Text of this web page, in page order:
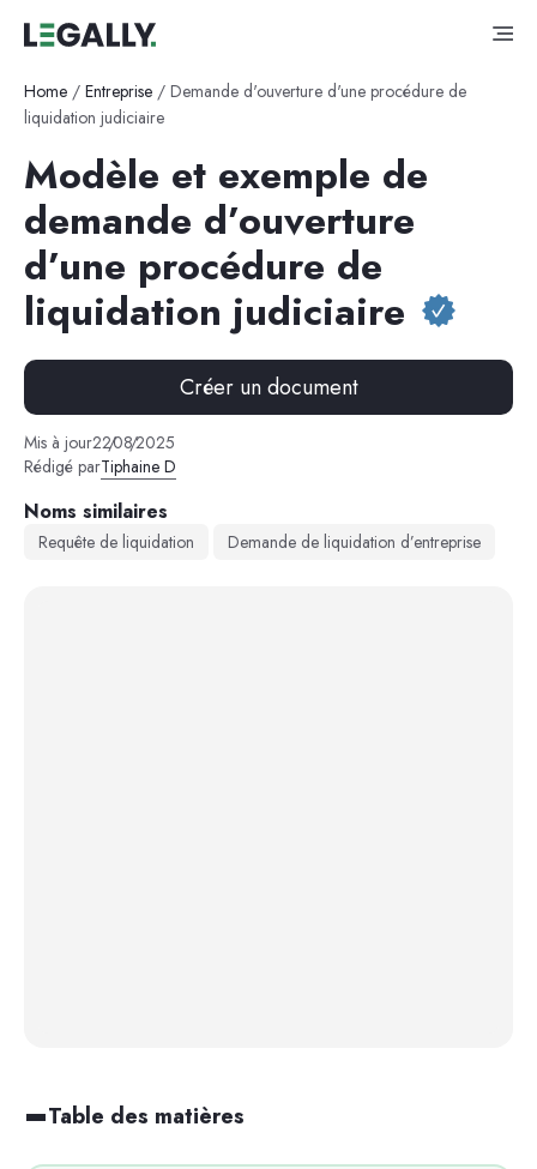
Home / Entreprise / Demande d'ouverture d'une procédure de
liquidation judiciaire
Modèle et exemple de
demande d’ouverture
d’une procédure de
liquidation judiciaire
Créer un document
Mis à jour22/08/2025
Rédigé parTiphaine D
Noms similaires
Requête de liquidation Demande de liquidation d’entreprise
Table des matières